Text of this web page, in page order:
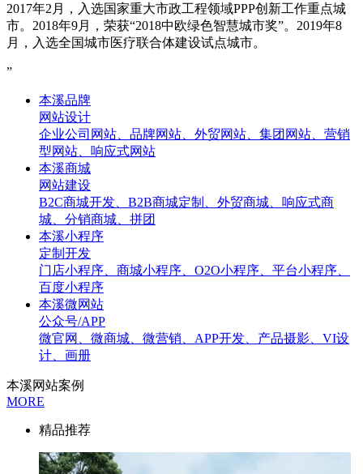
2017年2月，入选国家重大市政工程领域PPP创新工作重点城
市。2018年9月，荣获“2018中欧绿色智慧城市奖”。2019年8
月，入选全国城市医疗联合体建设试点城市。
”
本溪品牌
网站设计
企业公司网站、品牌网站、外贸网站、集团网站、营销
型网站、响应式网站
本溪商城
网站建设
B2C商城开发、B2B商城定制、外贸商城、响应式商
城、分销商城、拼团
本溪小程序
定制开发
门店小程序、商城小程序、O2O小程序、平台小程序、
百度小程序
本溪微网站
公众号/APP
微官网、微商城、微营销、APP开发、产品摄影、VI设
计、画册
本溪网站案例
MORE
精品推荐